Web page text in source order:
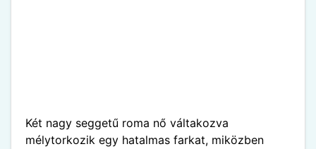
Két nagy seggetű roma nő váltakozva
mélytorkozik egy hatalmas farkat, miközben